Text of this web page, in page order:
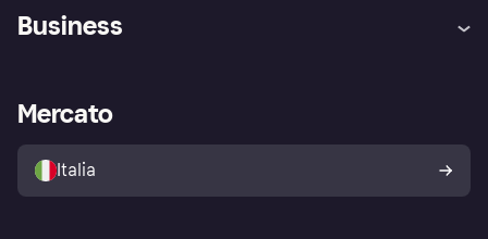
Assistenza
Esplora i negozi
Politica di protezione
dell'acquirente Klarna
Business
Accesso aziende
Mercato
Italia